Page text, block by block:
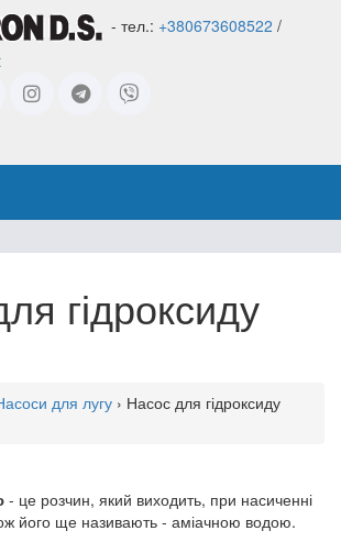
- тел.: +380673608522 /
гідроксиду
для лугу › Насос для гідроксиду
- це розчин, який виходить, при насиченні
його ще називають - аміачною водою.